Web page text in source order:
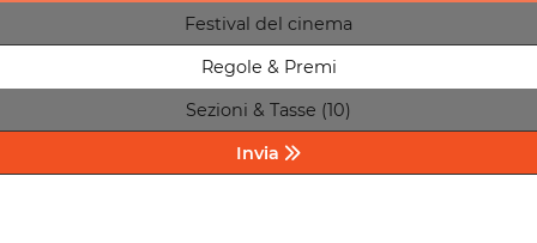
Festival del cinema
Regole & Premi
Sezioni & Tasse (10)
Invia